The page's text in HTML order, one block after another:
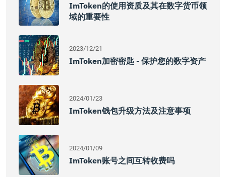
ImToken的使用资质及其在数字货币领
域的重要性
2023/12/21
ImToken加密密匙 - 保护您的数字资产
2024/01/23
ImToken钱包升级方法及注意事项
2024/01/09
ImToken账号之间互转收费吗